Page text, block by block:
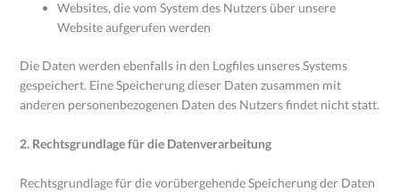
Websites, die vom System des Nutzers über unsere
Website aufgerufen werden
Die Daten werden ebenfalls in den Logfiles unseres Systems
gespeichert. Eine Speicherung dieser Daten zusammen mit
anderen personenbezogenen Daten des Nutzers findet nicht statt.
2. Rechtsgrundlage für die Datenverarbeitung
Rechtsgrundlage für die vorübergehende Speicherung der Daten